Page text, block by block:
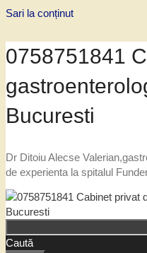
Sari la conținut
0758751841
Bucuresti
Dr Ditoiu Alecse
de experienta la spitalul
Caută